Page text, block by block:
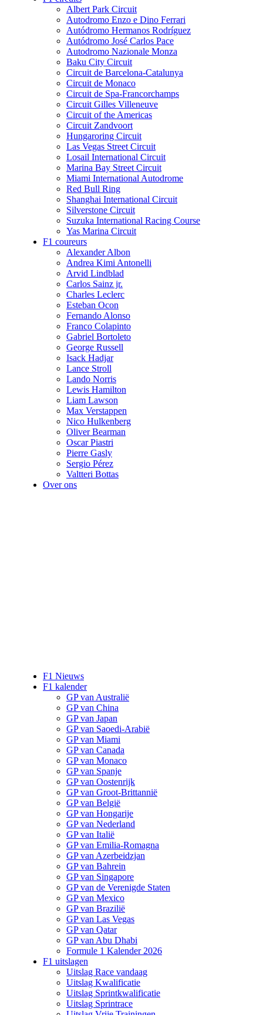
Albert Park Circuit
Autodromo Enzo e Dino Ferrari
Autódromo Hermanos Rodríguez
Autódromo José Carlos Pace
Autodromo Nazionale Monza
Baku City Circuit
Circuit de Barcelona-Catalunya
Circuit de Monaco
Circuit de Spa-Francorchamps
Circuit Gilles Villeneuve
Circuit of the Americas
Circuit Zandvoort
Hungaroring Circuit
Las Vegas Street Circuit
Losail International Circuit
Marina Bay Street Circuit
Miami International Autodrome
Red Bull Ring
Shanghai International Circuit
Silverstone Circuit
Suzuka International Racing Course
Yas Marina Circuit
F1 coureurs
Alexander Albon
Andrea Kimi Antonelli
Arvid Lindblad
Carlos Sainz jr.
Charles Leclerc
Esteban Ocon
Fernando Alonso
Franco Colapinto
Gabriel Bortoleto
George Russell
Isack Hadjar
Lance Stroll
Lando Norris
Lewis Hamilton
Liam Lawson
Max Verstappen
Nico Hulkenberg
Oliver Bearman
Oscar Piastri
Pierre Gasly
Sergio Pérez
Valtteri Bottas
Over ons
F1 Nieuws
F1 kalender
GP van Australië
GP van China
GP van Japan
GP van Saoedi-Arabië
GP van Miami
GP van Canada
GP van Monaco
GP van Spanje
GP van Oostenrijk
GP van Groot-Brittannië
GP van België
GP van Hongarije
GP van Nederland
GP van Italië
GP van Emilia-Romagna
GP van Azerbeidzjan
GP van Bahrein
GP van Singapore
GP van de Verenigde Staten
GP van Mexico
GP van Brazilië
GP van Las Vegas
GP van Qatar
GP van Abu Dhabi
Formule 1 Kalender 2026
F1 uitslagen
Uitslag Race vandaag
Uitslag Kwalificatie
Uitslag Sprintkwalificatie
Uitslag Sprintrace